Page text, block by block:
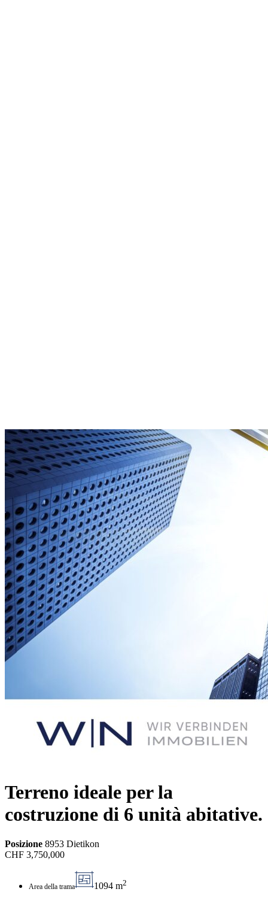
Terreno ideale per la
costruzione di 6 unità abitative.
Posizione 8953 Dietikon
CHF 3,750,000
Area della trama 1094 m2